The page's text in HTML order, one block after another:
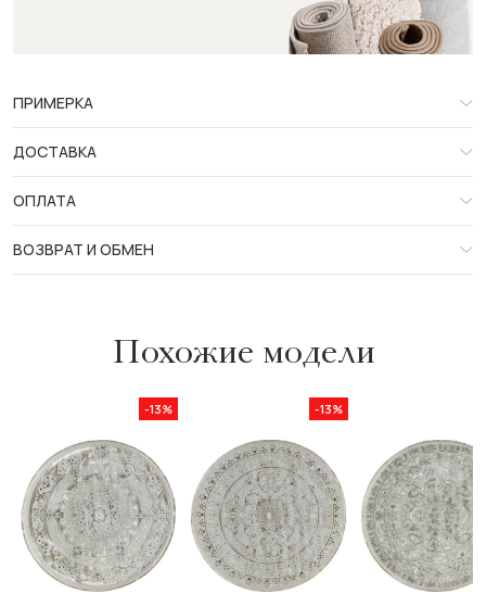
ПРИМЕРКА
ДОСТАВКА
ОПЛАТА
ВОЗВРАТ И ОБМЕН
Похожие модели
-13% -13%